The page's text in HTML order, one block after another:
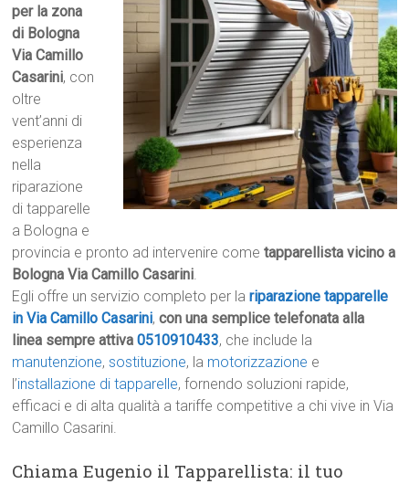
per la zona
di Bologna
Via Camillo
Casarini, con
oltre
vent’anni di
esperienza
nella
riparazione
di tapparelle
a Bologna e
provincia e pronto ad intervenire cometapparellista vicino a
Bologna Via Camillo Casarini.
Egli offre un servizio completo per lariparazione tapparelle
in Via Camillo Casarini, con una semplice telefonata alla
linea sempre attiva0510910433, che include la
manutenzione,sostituzione, la motorizzazione e
l’installazione di tapparelle, fornendo soluzioni rapide,
efficaci e di alta qualità a tariffe competitive a chi vive in Via
Camillo Casarini.
Chiama Eugenio il Tapparellista: il tuo